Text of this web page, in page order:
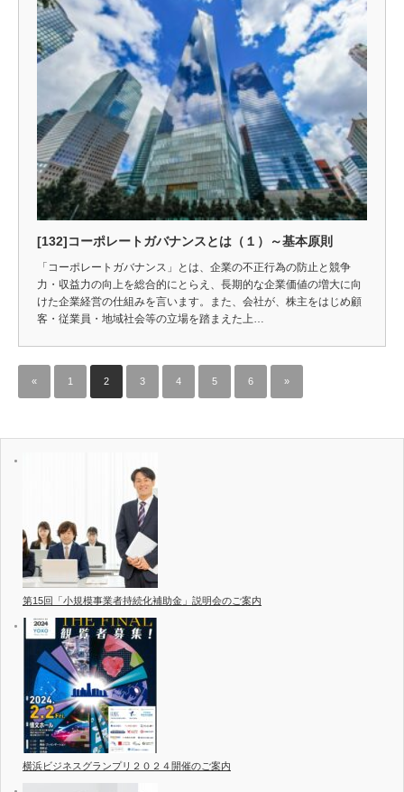
[132]コーポレートガバナンスとは（１）～基本原則
「コーポレートガバナンス」とは、企業の不正行為の防止と競争
力・収益力の向上を総合的にとらえ、長期的な企業価値の増大に向
けた企業経営の仕組みを言います。また、会社が、株主をはじめ顧
客・従業員・地域社会等の立場を踏まえた上…
« 1 2 3 4 5 6 »
第15回「小規模事業者持続化補助金」説明会のご案内
横浜ビジネスグランプリ２０２４開催のご案内